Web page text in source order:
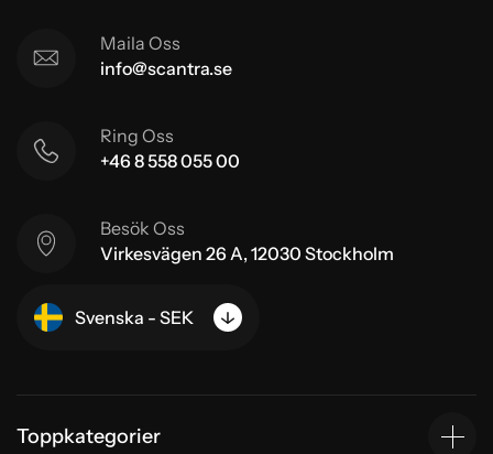
Maila Oss
info@scantra.se
Ring Oss
+46 8 558 055 00
Besök Oss
Virkesvägen 26 A, 12030 Stockholm
Svenska - SEK
Toppkategorier